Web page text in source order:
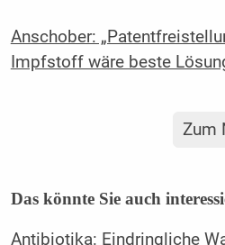
Anschober:
Impfstoff wäre beste
Zum
Das könnte Sie auch
Antibiotika: Eindringliche